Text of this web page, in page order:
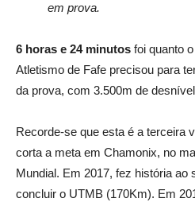
em prova.
6 horas e 24 minutos foi quanto
Atletismo de Fafe precisou para
da prova, com 3.500m de
Recorde-se que esta é a terceira
corta a meta em Chamonix, no
Mundial. Em 2017, fez história ao
concluir o UTMB (170Km). Em